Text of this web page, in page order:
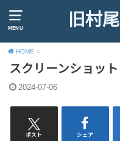
MENU 旧村
HOME
スクリーンショッ
2024-07-06
ポスト シェア